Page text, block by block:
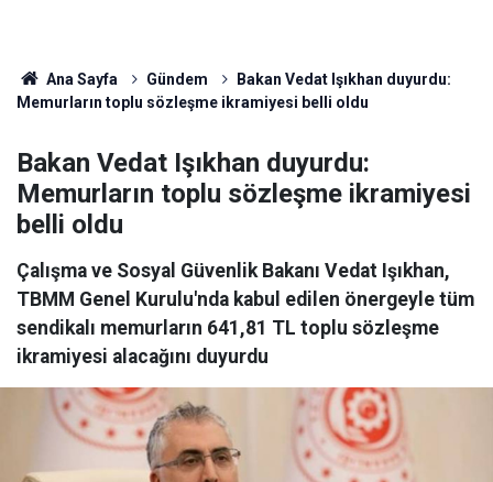
Ana Sayfa Gündem
Bakan Vedat Işıkhan duyurdu:
Memurların toplu sözleşme ikramiyesi belli oldu
Bakan Vedat Işıkhan duyurdu:
Memurların toplu sözleşme ikramiyesi
belli oldu
Çalışma ve Sosyal Güvenlik Bakanı Vedat Işıkhan,
TBMM Genel Kurulu'nda kabul edilen önergeyle tüm
sendikalı memurların 641,81 TL toplu sözleşme
ikramiyesi alacağını duyurdu